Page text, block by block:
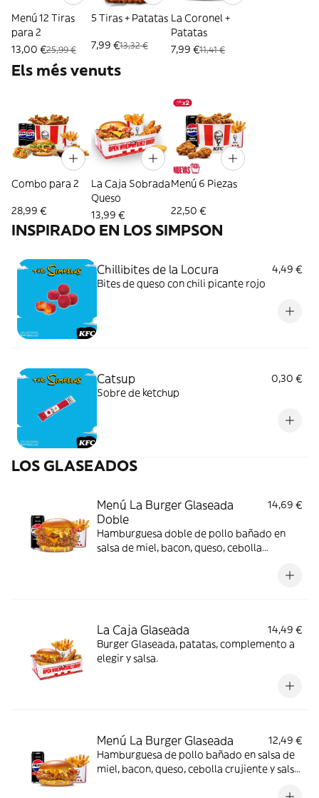
Menú 12 Tiras
para 2
13,00 €25,99 €
5 Tiras + Patatas
7,99 €13,32 €
La Coronel +
Patatas
7,99 €11,41 €
Els més venuts
Combo para 2
28,99 €
La Caja Sobrada
Queso
13,99 €
Menú 6 Piezas
22,50 €
INSPIRADO EN LOS SIMPSON
Chillibites de la Locura
4,49 €
Bites de queso con chili picante rojo
Catsup
0,30 €
Sobre de ketchup
LOS GLASEADOS
Menú La Burger Glaseada
Doble
14,69 €
Hamburguesa doble de pollo bañado en
salsa de miel, bacon, queso, cebolla
La Caja Glaseada
14,49 €
Burger Glaseada, patatas, complemento a
elegir y salsa.
Menú La Burger Glaseada
12,49 €
Hamburguesa de pollo bañado en salsa de
miel, bacon, queso, cebolla crujiente y salsa